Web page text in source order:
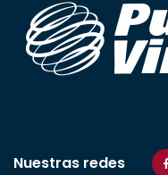
Nuestras redes